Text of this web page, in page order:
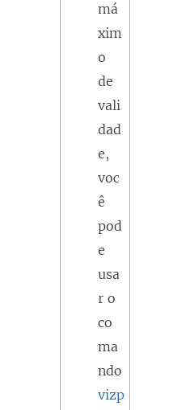
má
xim
o
de
vali
dad
e,
voc
ê
pod
e
usa
r o
co
ma
ndo
vizp